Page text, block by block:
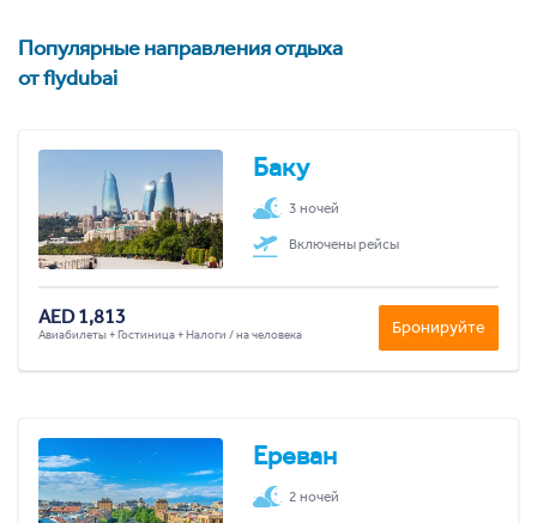
Популярные направления отдыха
от flydubai
Баку
3 ночей
Включены рейсы
AED 1,813
Авиабилеты + Гостиница + Налоги / на человека Бронируйте
Ереван
2 ночей